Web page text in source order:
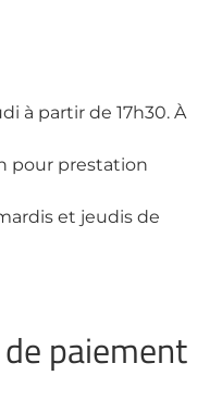
à partir de 17h30. À
pour prestation
et jeudis de
paiement